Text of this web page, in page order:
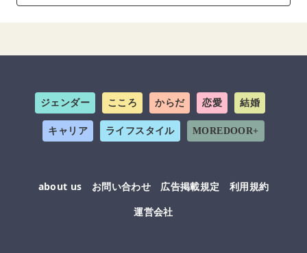
ジェンダー こころ からだ 恋愛 結婚
キャリア ライフスタイル MOREDOOR+
about us お問い合わせ 広告掲載規定
利用規約
運営会社